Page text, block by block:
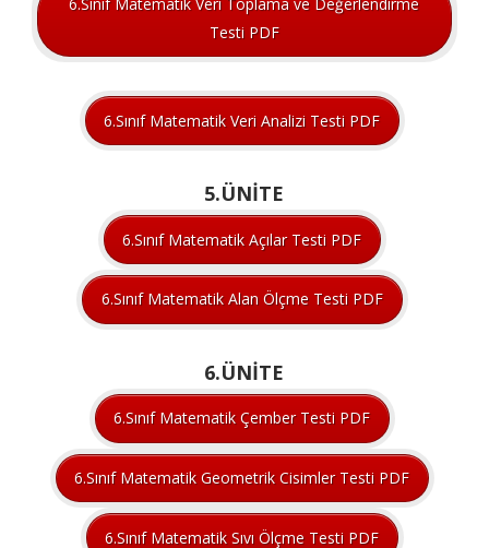
Testi PDF
6.Sınıf Matematik Veri Analizi Testi PDF
5.ÜNİTE
6.Sınıf Matematik Açılar Testi PDF
6.Sınıf Matematik Alan Ölçme Testi PDF
6.ÜNİTE
6.Sınıf Matematik Çember Testi PDF
6.Sınıf Matematik Geometrik Cisimler Testi PDF
6.Sınıf Matematik Sıvı Ölçme Testi PDF